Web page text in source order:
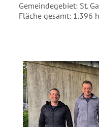
Gemeindegebiet: St.
Fläche gesamt: 1.396